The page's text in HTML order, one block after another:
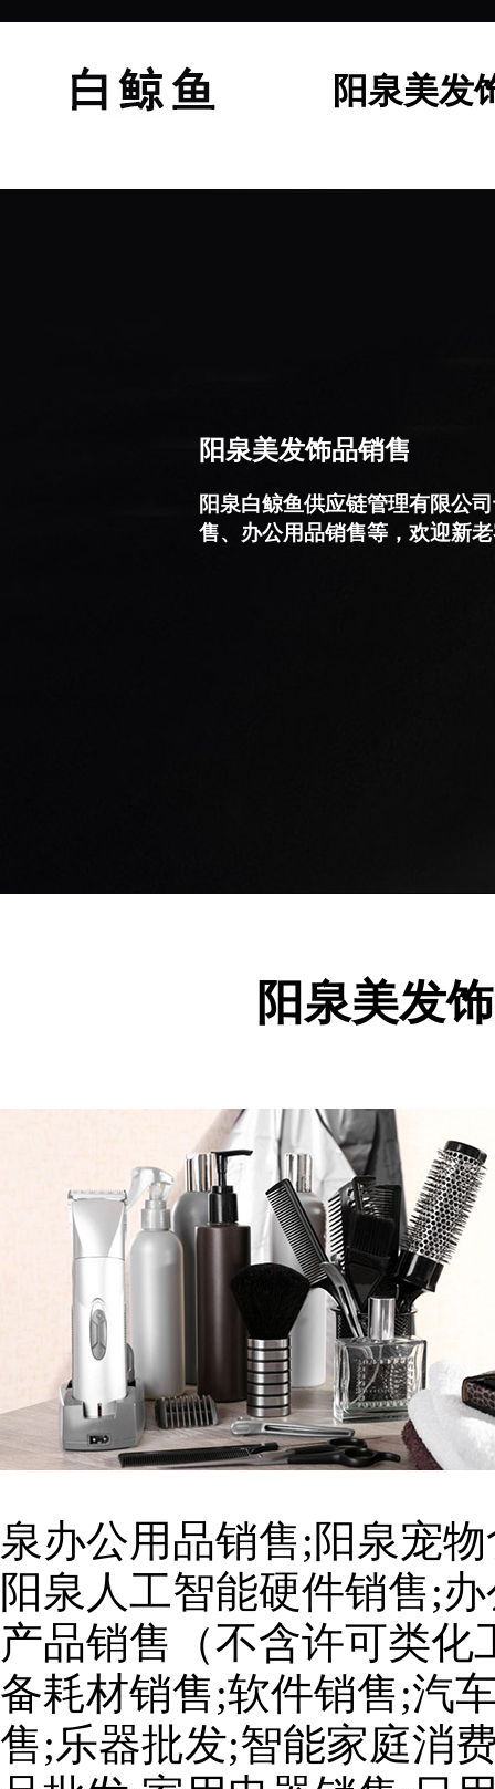
阳泉美发
阳泉美发饰品销售
阳泉白鲸鱼供应链管理有限公
售、办公用品销售等，欢迎新
阳泉美发
泉办公用品销售;阳泉宠
阳泉人工智能硬件销售;
产品销售（不含许可类
备耗材销售;软件销售;汽
售;乐器批发;智能家庭消